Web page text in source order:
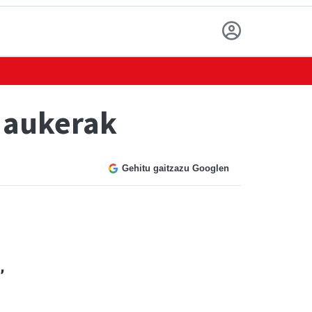
Gehitu gaitzazu Googlen